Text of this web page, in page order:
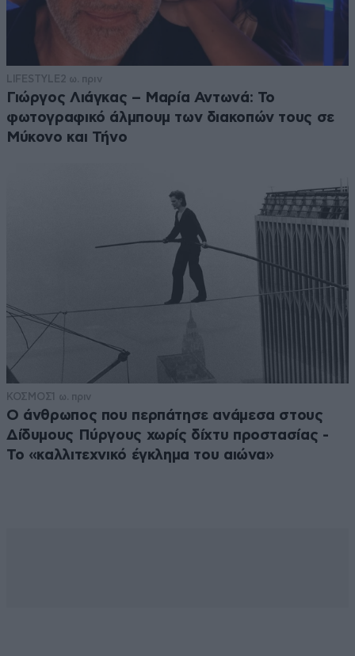
LIFESTYLE 2 ω. πριν
Γιώργος Λιάγκας – Μαρία Αντωνά: Το
φωτογραφικό άλμπουμ των διακοπών τους σε
Μύκονο και Τήνο
ΚΟΣΜΟΣ1 ω. πριν
Ο άνθρωπος που περπάτησε ανάμεσα στους
Δίδυμους Πύργους χωρίς δίχτυ προστασίας -
Το «καλλιτεχνικό έγκλημα του αιώνα»